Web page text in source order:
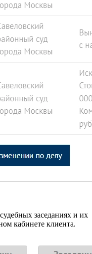
заседаниях и их
кабинете клиента.